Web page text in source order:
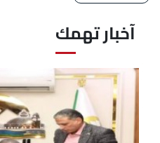
آخبار تهمك